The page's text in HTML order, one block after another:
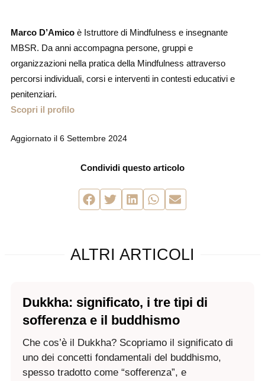
Marco D’Amico è Istruttore di Mindfulness e insegnante
MBSR. Da anni accompagna persone, gruppi e
organizzazioni nella pratica della Mindfulness attraverso
percorsi individuali, corsi e interventi in contesti educativi e
penitenziari.
Scopri il profilo
Aggiornato il 6 Settembre 2024
Condividi questo articolo
ALTRI ARTICOLI
Dukkha: significato, i tre tipi di
sofferenza e il buddhismo
Che cos’è il Dukkha? Scopriamo il significato di
uno dei concetti fondamentali del buddhismo,
spesso tradotto come “sofferenza”, e